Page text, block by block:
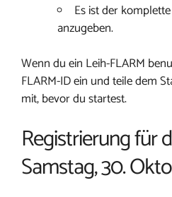
Es ist der
anzugeben.
Wenn du ein Leih-FLARM
FLARM-ID ein und teile dem
mit, bevor du startest.
Registrierung für
Samstag, 30.